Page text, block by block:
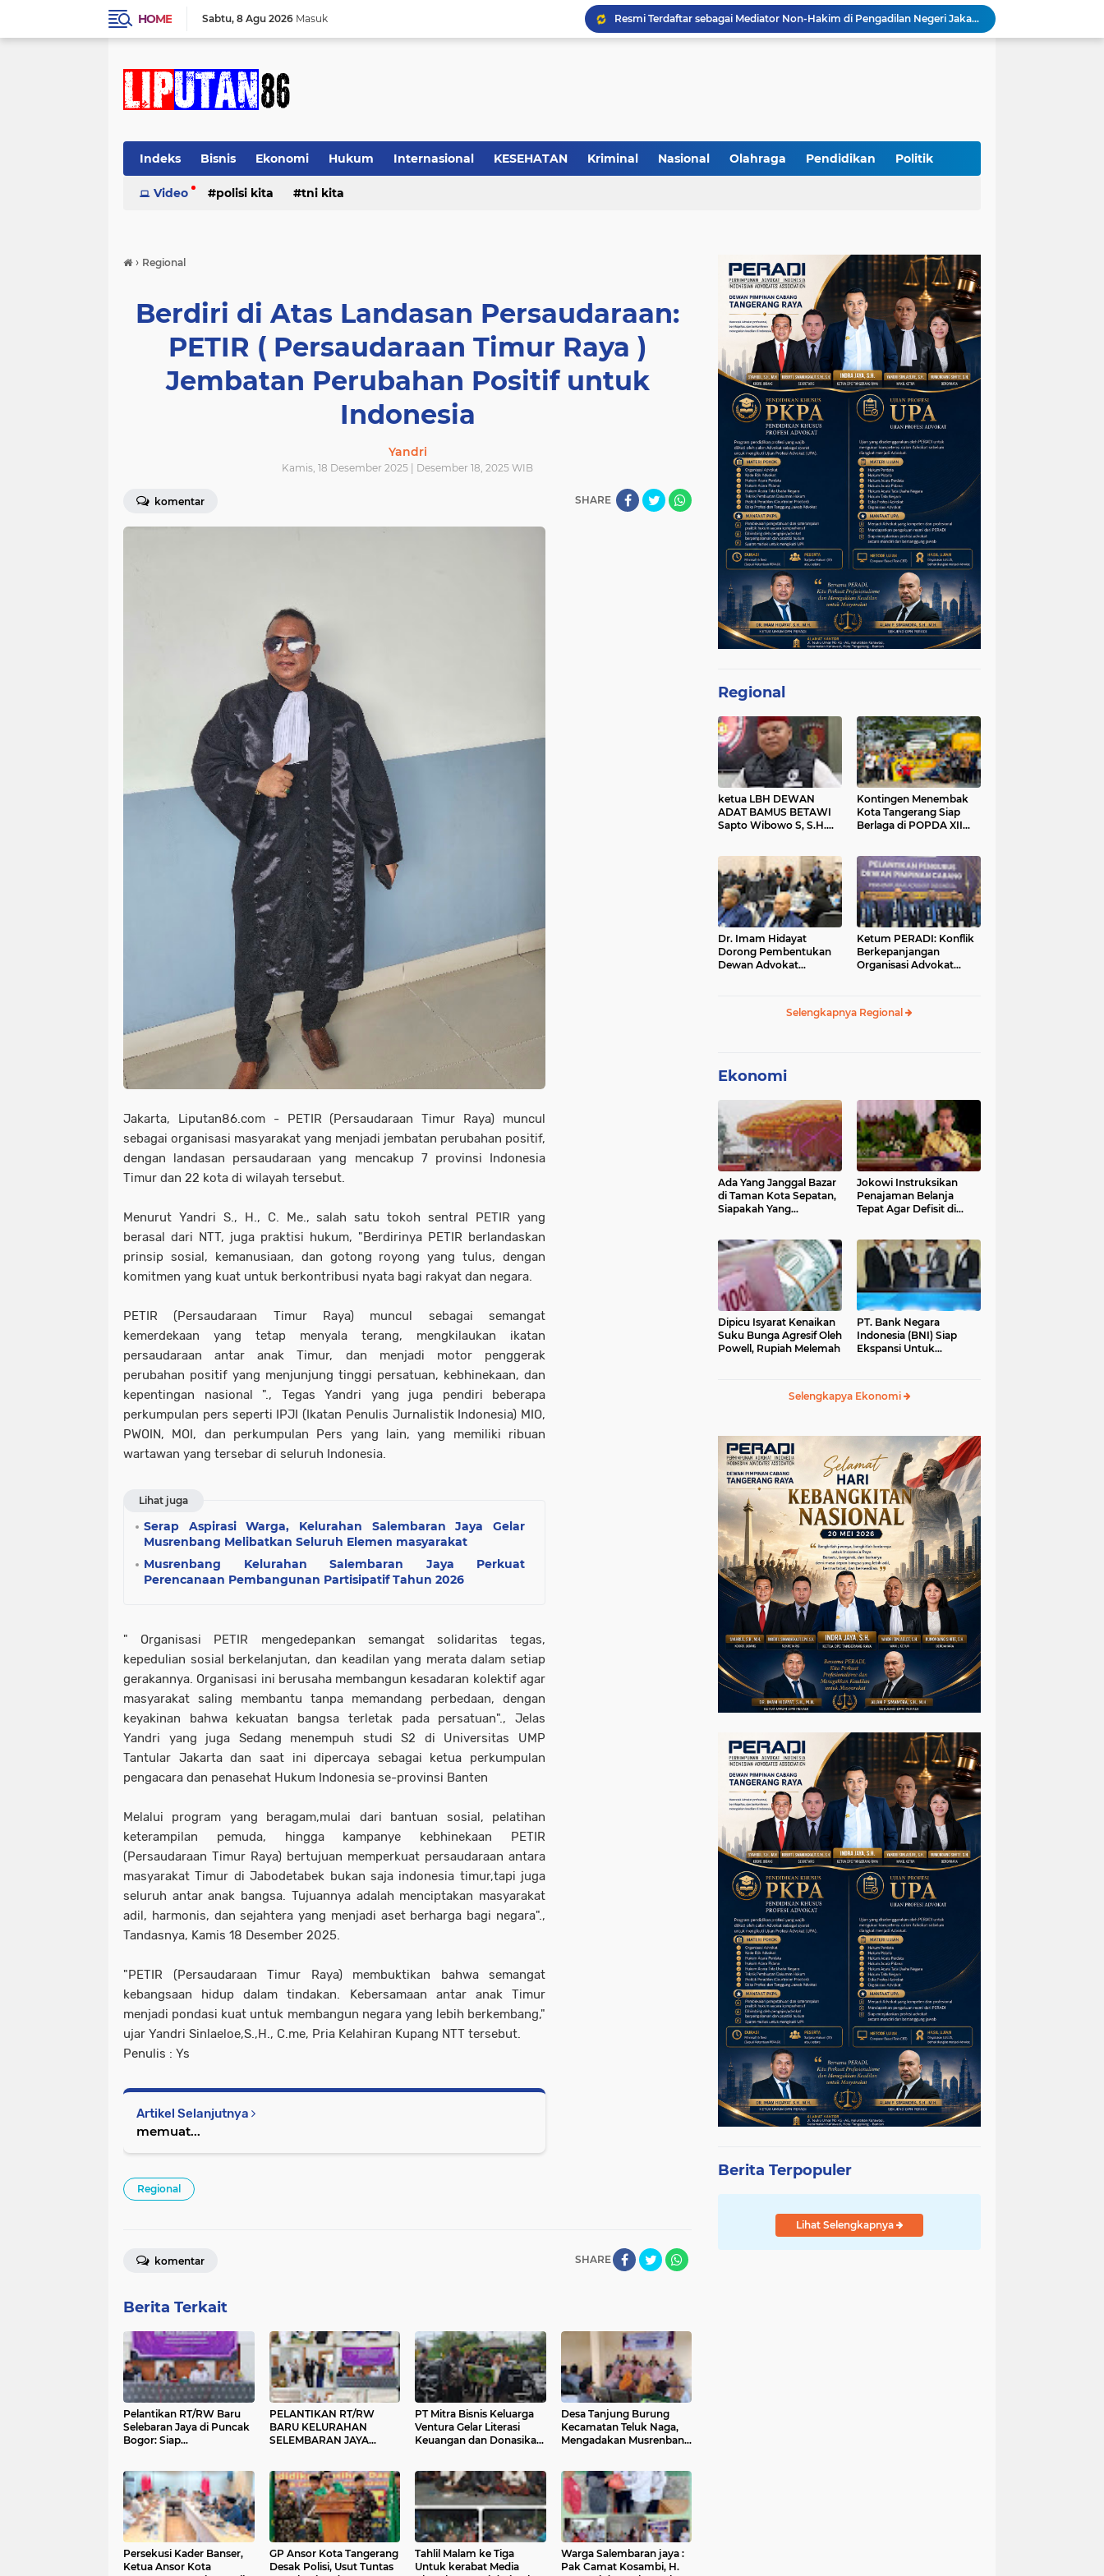
HOME Sabtu 8 Agu 2026 Masuk
Resmi Terdaftar sebagai Mediator Non-Hakim di Pengadilan Negeri Jakarta Selatan, Yandri, S.H. Siap Mengedepankan Keadilan Melalui Jalur Perdamaian
Yandri SH Kawal APDESI di Gugatan PSN PIK 2, Tegaskan Komitmen pada Supremasi Hukum
ketua LBH DEWAN ADAT BAMUS BETAWI Sapto Wibowo S, S.H. Jalih Pitoeng Salah Alamat Mengenai Statement di Media
Indeks Bisnis Ekonomi Hukum Internasional KESEHATAN Kriminal Nasional Olahraga Pendidikan Politik
Video polisi kita tni kita
› Regional
Berdiri di Atas Landasan Persaudaraan:
PETIR ( Persaudaraan Timur Raya )
Jembatan Perubahan Positif untuk
Indonesia
Yandri
Kamis, 18 Desember 2025 | Desember 18, 2025 WIB
komentar SHARE
Jakarta, Liputan86.com - PETIR (Persaudaraan Timur Raya) muncul
sebagai organisasi masyarakat yang menjadi jembatan perubahan positif,
dengan landasan persaudaraan yang mencakup 7 provinsi Indonesia
Timur dan 22 kota di wilayah tersebut.
Menurut Yandri S., H., C. Me., salah satu tokoh sentral PETIR yang
berasal dari NTT, juga praktisi hukum, "Berdirinya PETIR berlandaskan
prinsip sosial, kemanusiaan, dan gotong royong yang tulus, dengan
komitmen yang kuat untuk berkontribusi nyata bagi rakyat dan negara.
PETIR (Persaudaraan Timur Raya) muncul sebagai semangat
kemerdekaan yang tetap menyala terang, mengkilaukan ikatan
persaudaraan antar anak Timur, dan menjadi motor penggerak
perubahan positif yang menjunjung tinggi persatuan, kebhinekaan, dan
kepentingan nasional "., Tegas Yandri yang juga pendiri beberapa
perkumpulan pers seperti IPJI (Ikatan Penulis Jurnalistik Indonesia) MIO,
PWOIN, MOI, dan perkumpulan Pers yang lain, yang memiliki ribuan
wartawan yang tersebar di seluruh Indonesia.
Lihat juga
Serap Aspirasi Warga, Kelurahan Salembaran Jaya Gelar
Musrenbang Melibatkan Seluruh Elemen masyarakat
Musrenbang Kelurahan Salembaran Jaya Perkuat
Perencanaan Pembangunan Partisipatif Tahun 2026
" Organisasi PETIR mengedepankan semangat solidaritas tegas,
kepedulian sosial berkelanjutan, dan keadilan yang merata dalam setiap
gerakannya. Organisasi ini berusaha membangun kesadaran kolektif agar
masyarakat saling membantu tanpa memandang perbedaan, dengan
keyakinan bahwa kekuatan bangsa terletak pada persatuan"., Jelas
Yandri yang juga Sedang menempuh studi S2 di Universitas UMP
Tantular Jakarta dan saat ini dipercaya sebagai ketua perkumpulan
pengacara dan penasehat Hukum Indonesia se-provinsi Banten
Melalui program yang beragam,mulai dari bantuan sosial, pelatihan
keterampilan pemuda, hingga kampanye kebhinekaan PETIR
(Persaudaraan Timur Raya) bertujuan memperkuat persaudaraan antara
masyarakat Timur di Jabodetabek bukan saja indonesia timur,tapi juga
seluruh antar anak bangsa. Tujuannya adalah menciptakan masyarakat
adil, harmonis, dan sejahtera yang menjadi aset berharga bagi negara".,
Tandasnya, Kamis 18 Desember 2025.
"PETIR (Persaudaraan Timur Raya) membuktikan bahwa semangat
kebangsaan hidup dalam tindakan. Kebersamaan antar anak Timur
menjadi pondasi kuat untuk membangun negara yang lebih berkembang,"
ujar Yandri Sinlaeloe,S.,H., C.me, Pria Kelahiran Kupang NTT tersebut.
Penulis : Ys
Artikel Selanjutnya
memuat...
Regional
SHARE
komentar
Berita Terkait
Pelantikan RT/RW Baru
Selebaran Jaya di Puncak
Bogor: Siap
Bupati Tangerang
PELANTIKAN RT/RW
BARU KELURAHAN
SELEMBARAN JAYA
DIHARAPKAN LEBIH
GIGIH LAYANI
MASYARAKAT
​PT Mitra Bisnis Keluarga
Ventura Gelar Literasi
Keuangan dan Donasikan
Desa Tanjung Burung
Kecamatan Teluk Naga,
Mengadakan Musrenbang
Persekusi Kader Banser,
Ketua Ansor Kota
GP Ansor Kota Tangerang
Desak Polisi, Usut Tuntas
Tahlil Malam ke Tiga
Untuk kerabat Media
Warga Salembaran jaya :
Pak Camat Kosambi, H.
Regional
ketua LBH DEWAN
ADAT BAMUS BETAWI
Sapto Wibowo S, S.H.
Statement di Media
Kontingen Menembak
Kota Tangerang Siap
Berlaga di POPDA XII
Dr. Imam Hidayat
Dorong Pembentukan
Dewan Advokat
Ketum PERADI: Konflik
Berkepanjangan
Organisasi Advokat
Selengkapnya Regional
Ekonomi
Ada Yang Janggal Bazar
di Taman Kota Sepatan,
Siapakah Yang
Jokowi Instruksikan
Penajaman Belanja
Tepat Agar Defisit di
Dipicu Isyarat Kenaikan
Suku Bunga Agresif Oleh
Powell, Rupiah Melemah
PT. Bank Negara
Indonesia (BNI) Siap
Ekspansi Untuk
Selengkapya Ekonomi
Berita Terpopuler
Lihat Selengkapnya